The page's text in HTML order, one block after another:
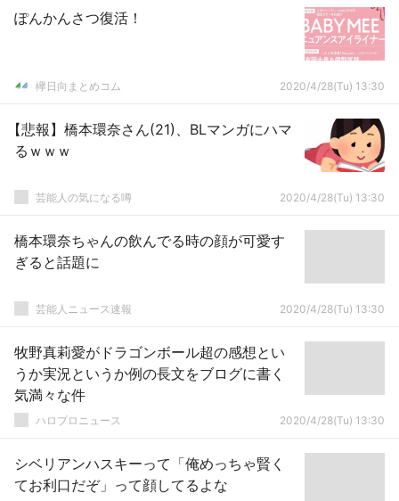
ぽんかんさつ復活！
欅日向まとめコム 2020/4/28(Tu) 13:30
【悲報】橋本環奈さん(21)、BLマンガにハマ
るｗｗｗ
芸能人の気になる噂 2020/4/28(Tu) 13:30
橋本環奈ちゃんの飲んでる時の顔が可愛す
ぎると話題に
芸能人ニュース速報 2020/4/28(Tu) 13:30
牧野真莉愛がドラゴンボール超の感想とい
うか実況というか例の長文をブログに書く
気満々な件
ハロプロニュース 2020/4/28(Tu) 13:30
シベリアンハスキーって「俺めっちゃ賢く
てお利口だぞ」って顔してるよな